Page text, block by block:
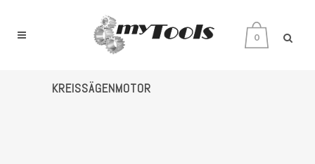
0
KREISSÄGENMOTOR